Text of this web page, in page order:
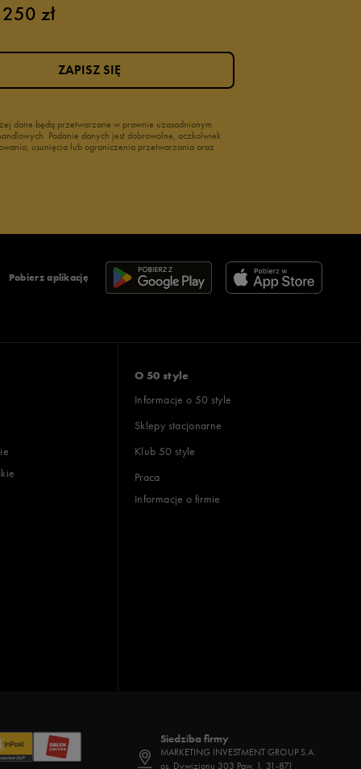
zł
dane będą przetwarzane w prawnie uzasadnionym
Podanie danych jest dobrowolne, aczkolwiek
usunięcia lub ograniczenia przetwarzania oraz
ZAPISZ SIĘ
Pobierz aplikację
O 50 style
Informacje o 50 style
Sklepy stacjonarne
Klub 50 style
Praca
Informacje o firmie
Siedziba firmy
MARKETING INVESTMENT GROUP S.A.
os. Dywizjonu 303 Paw. 1, 31-871